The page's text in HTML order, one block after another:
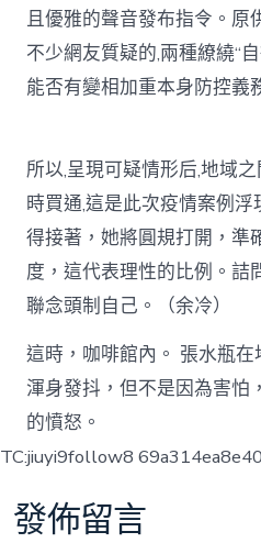
且優雅的聲音發布指令。原
不少網友質疑的,兩種繚繞“
能否有變相加重本身防控義
所以,呈現可疑情形后,地域
時買通,這是此次疫情案例
得接著，她將圓規打開，準
度，這代表理性的比例。詰
聯念頭制自己。（余冷）
這時，咖啡館內。 張水瓶
渾身發抖，但不是因為害怕
的憤怒。
TC:jiuyi9follow8
發佈留言